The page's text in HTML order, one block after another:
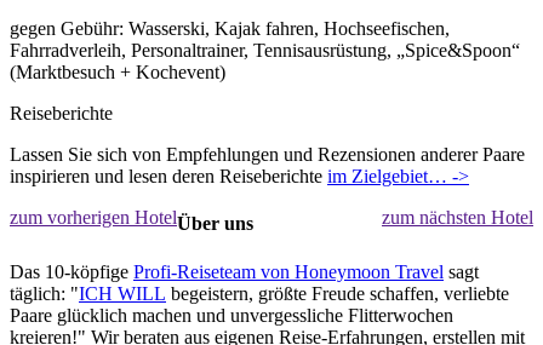
gegen Gebühr: Wasserski, Kajak fahren, Hochseefischen,
Fahrradverleih, Personaltrainer, Tennisausrüstung, „Spice&Spoon“
(Marktbesuch + Kochevent)
Reiseberichte
Lassen Sie sich von Empfehlungen und Rezensionen anderer Paare
inspirieren und lesen deren Reiseberichte im Zielgebiet… ->
zum vorherigen Hotel
zum nächsten Hotel
Über uns
Das 10-köpfige Profi-Reiseteam von Honeymoon Travel sagt
täglich: "ICH WILL begeistern, größte Freude schaffen, verliebte
Paare glücklich machen und unvergessliche Flitterwochen
kreieren!" Wir beraten aus eigenen Reise-Erfahrungen, erstellen mit